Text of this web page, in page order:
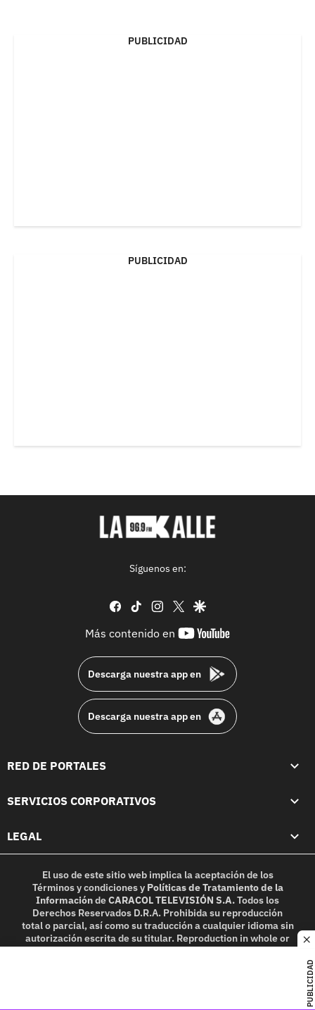
PUBLICIDAD
PUBLICIDAD
PUBLICIDAD
Síguenos en:
facebook
tiktok instagram
twittergoogle
Más contenido en
youtube-
Descarga nuestra app en
Descarga nuestra app en
RED DE PORTALES
SERVICIOS CORPORATIVOS
LEGAL
El uso de este sitio web implica la aceptación de los
Términos y condicionesy Políticas de Tratamiento de la
InformacióndeCARACOL TELEVISIÓN S.A.Todos los
Derechos Reservados D.R.A. Prohibida su reproducción
total o parcial, así como su traducción a cualquier idioma sin
autorización escrita de su titular. Reproduction in whole or
in part, or translation without written permission is